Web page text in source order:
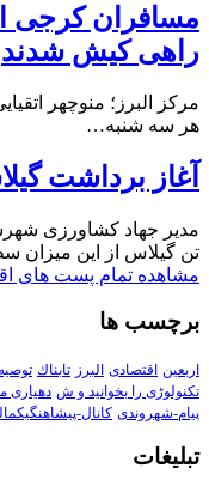
مسافران کرجی
راهی کیش شدند
مرکز البرز؛ منوچهر
هر سه شنبه…
آغاز برداشت
تن گیلاس از این میزان
مشاهده تمام پست های
برچسب ها
اربعین اقتصادی البرز تابناك
تکنولوڑی را بخوانید و ش دهیاری
پیام-شهروندی کانال-
تبلیغات